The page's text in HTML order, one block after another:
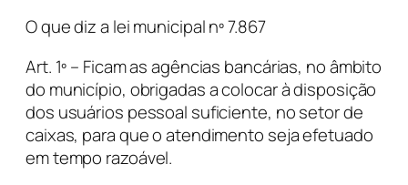
O que diz a lei municipal nº 7.867
Art. 1º – Ficam as agências bancárias, no âmbito
do município, obrigadas a colocar à disposição
dos usuários pessoal suficiente, no setor de
caixas, para que o atendimento seja efetuado
em tempo razoável.